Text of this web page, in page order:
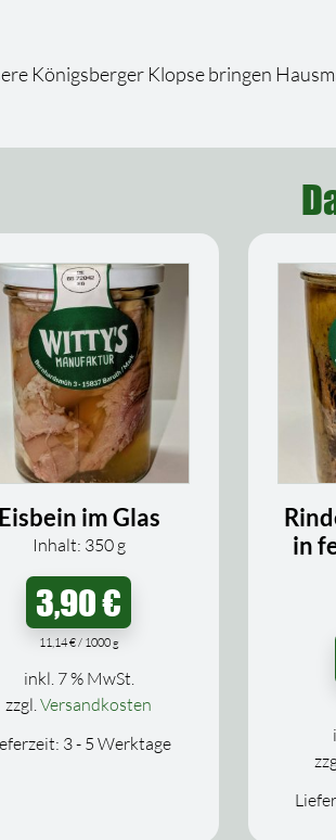
Königsberger Klopse bringen
Eisbein im Glas
Inhalt: 350 g
3,90€
11,14€/ 1000g
inkl. 7 % MwSt.
zzgl. Versandkosten
3 - 5 Werktage
in